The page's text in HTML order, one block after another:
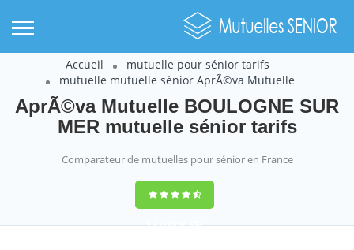
Accueil
mutuelle pour sénior tarifs
mutuelle mutuelle sénior AprÃ©va Mutuelle
AprÃ©va Mutuelle BOULOGNE SUR
MER mutuelle sénior tarifs
Comparateur de mutuelles pour sénior en France
9,2(100%)452